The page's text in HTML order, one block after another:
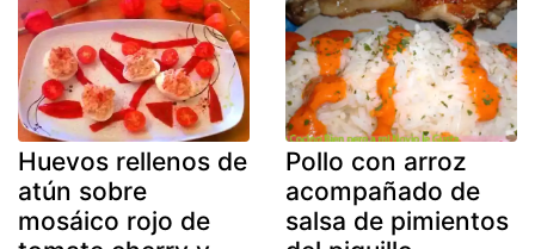
Huevos rellenos de
atún sobre
mosáico rojo de
Pollo con arroz
acompañado de
salsa de pimientos